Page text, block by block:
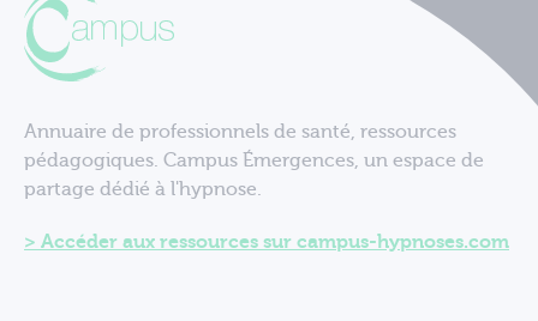
Annuaire de professionnels de santé, ressources
pédagogiques. Campus Émergences, un espace de
partage dédié à l'hypnose.
Accéder aux ressources sur campus-hypnoses.com